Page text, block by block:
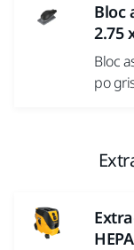
Bloc
2.75
Bloc
po
HEPA